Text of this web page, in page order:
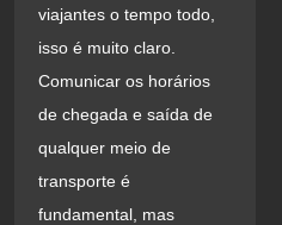
viajantes o tempo todo,
isso é muito claro.
Comunicar os horários
de chegada e saída de
qualquer meio de
transporte é
fundamental, mas